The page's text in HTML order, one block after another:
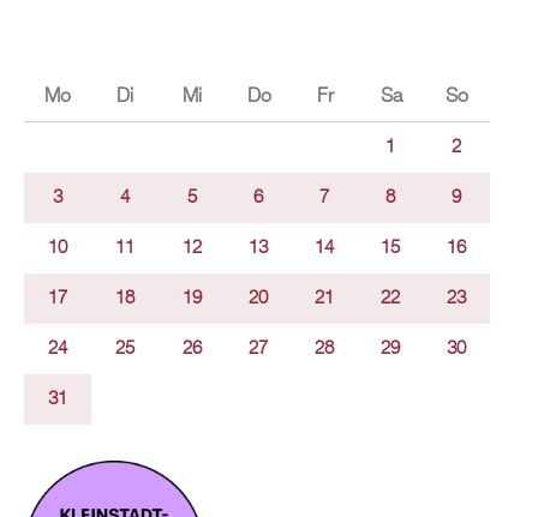
Mo Di Mi Do Fr Sa So
1 2
3 4 5 6 7 8 9
10 11 12 13 14 15 16
17 18 19 20 21 22 23
24 25 26 27 28 29 30
31